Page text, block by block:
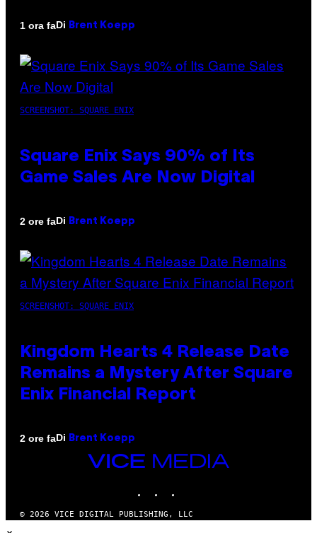
1 ora faDi Brent Koepp
SCREENSHOT: SQUARE ENIX
Square Enix Says 90% of Its
Game Sales Are Now Digital
2 ore faDi Brent Koepp
SCREENSHOT: SQUARE ENIX
Kingdom Hearts 4 Release Date
Remains a Mystery After Square
Enix Financial Report
2 ore faDi Brent Koepp
VICE
© 2026 VICE DIGITAL PUBLISHING, LLC